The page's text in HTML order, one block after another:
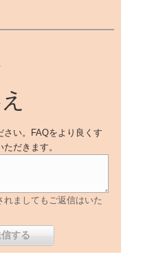
さい。FAQをより良くす
だきます。
れましてもご返信はいた